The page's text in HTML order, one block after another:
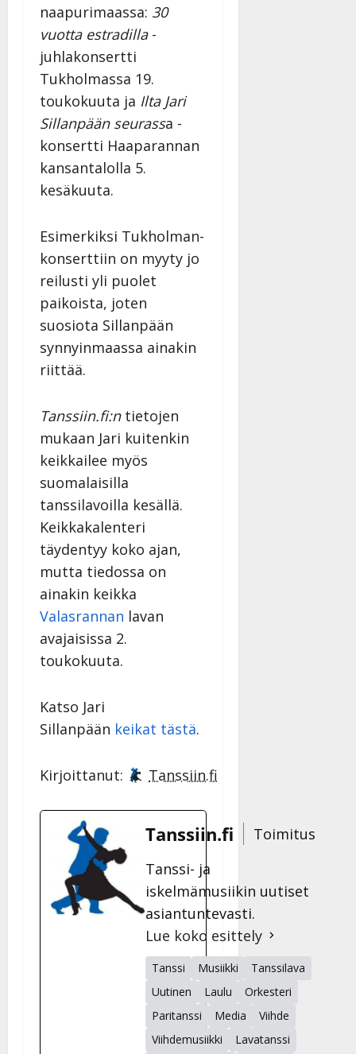
naapurimaassa: 30
vuotta estradilla-
juhlakonsertti
Tukholmassa 19.
toukokuuta ja Ilta Jari
Sillanpään seurassa -
konsertti Haaparannan
kansantalolla 5.
kesäkuuta.
Esimerkiksi Tukholman-
konserttiin on myyty jo
reilusti yli puolet
paikoista, joten
suosiota Sillanpään
synnyinmaassa ainakin
riittää.
Tanssiin.fi:ntietojen
mukaan Jari kuitenkin
keikkailee myös
suomalaisilla
tanssilavoilla kesällä.
Keikkakalenteri
täydentyy koko ajan,
mutta tiedossa on
ainakin keikka
Valasrannan lavan
avajaisissa 2.
toukokuuta.
Katso Jari
Sillanpään keikat tästä.
Kirjoittanut: Tanssiin.fi
Tanssiin.fi
Toimitus
Tanssi- ja
iskelmämusiikin uutiset
asiantuntevasti.
Lue koko esittely
Tanssi Musiikki
Tanssilava
Uutinen
Laulu
Orkesteri
Paritanssi
Media
Viihde
Viihdemusiikki
Lavatanssi